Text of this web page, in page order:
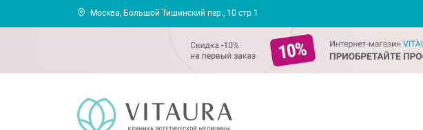
Москва, Большой Тишинский пер., 10 стр 1